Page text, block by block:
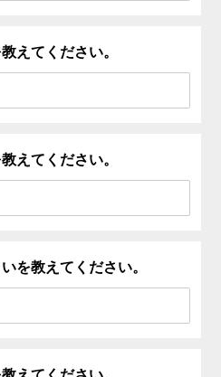
えてください。
えてください。
を教えてください。